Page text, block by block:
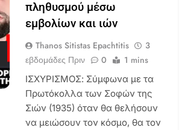
πληθυσμού μέσω
εμβολίων και ιών
Thanos Sitistas Epachtitis
3
εβδομάδες Πριν
0 1 mins
ΙΣΧΥΡΙΣΜΟΣ: Σύμφωνα με τα
Πρωτόκολλα των Σοφών της
Σιών (1935) όταν θα θελήσουν
να μειώσουν τον κόσμο, θα τον